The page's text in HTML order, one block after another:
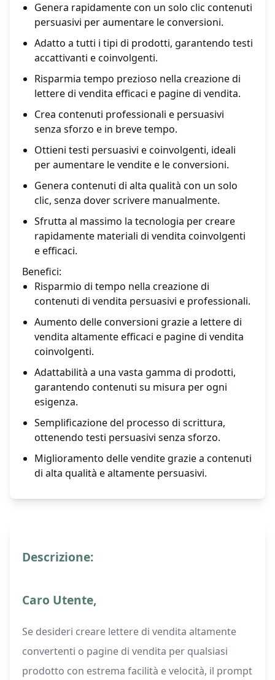
Genera rapidamente con un solo clic contenuti
persuasivi per aumentare le conversioni.
Adatto a tutti i tipi di prodotti, garantendo testi
accattivanti e coinvolgenti.
Risparmia tempo prezioso nella creazione di
lettere di vendita efficaci e pagine di vendita.
Crea contenuti professionali e persuasivi
senza sforzo e in breve tempo.
Ottieni testi persuasivi e coinvolgenti, ideali
per aumentare le vendite e le conversioni.
Genera contenuti di alta qualità con un solo
clic, senza dover scrivere manualmente.
Sfrutta al massimo la tecnologia per creare
rapidamente materiali di vendita coinvolgenti
e efficaci.
Benefici:
Risparmio di tempo nella creazione di
contenuti di vendita persuasivi e professionali.
Aumento delle conversioni grazie a lettere di
vendita altamente efficaci e pagine di vendita
coinvolgenti.
Adattabilità a una vasta gamma di prodotti,
garantendo contenuti su misura per ogni
esigenza.
Semplificazione del processo di scrittura,
ottenendo testi persuasivi senza sforzo.
Miglioramento delle vendite grazie a contenuti
di alta qualità e altamente persuasivi.
Descrizione:
Caro Utente,
Se desideri creare lettere di vendita altamente
convertenti o pagine di vendita per qualsiasi
prodotto con estrema facilità e velocità, il prompt